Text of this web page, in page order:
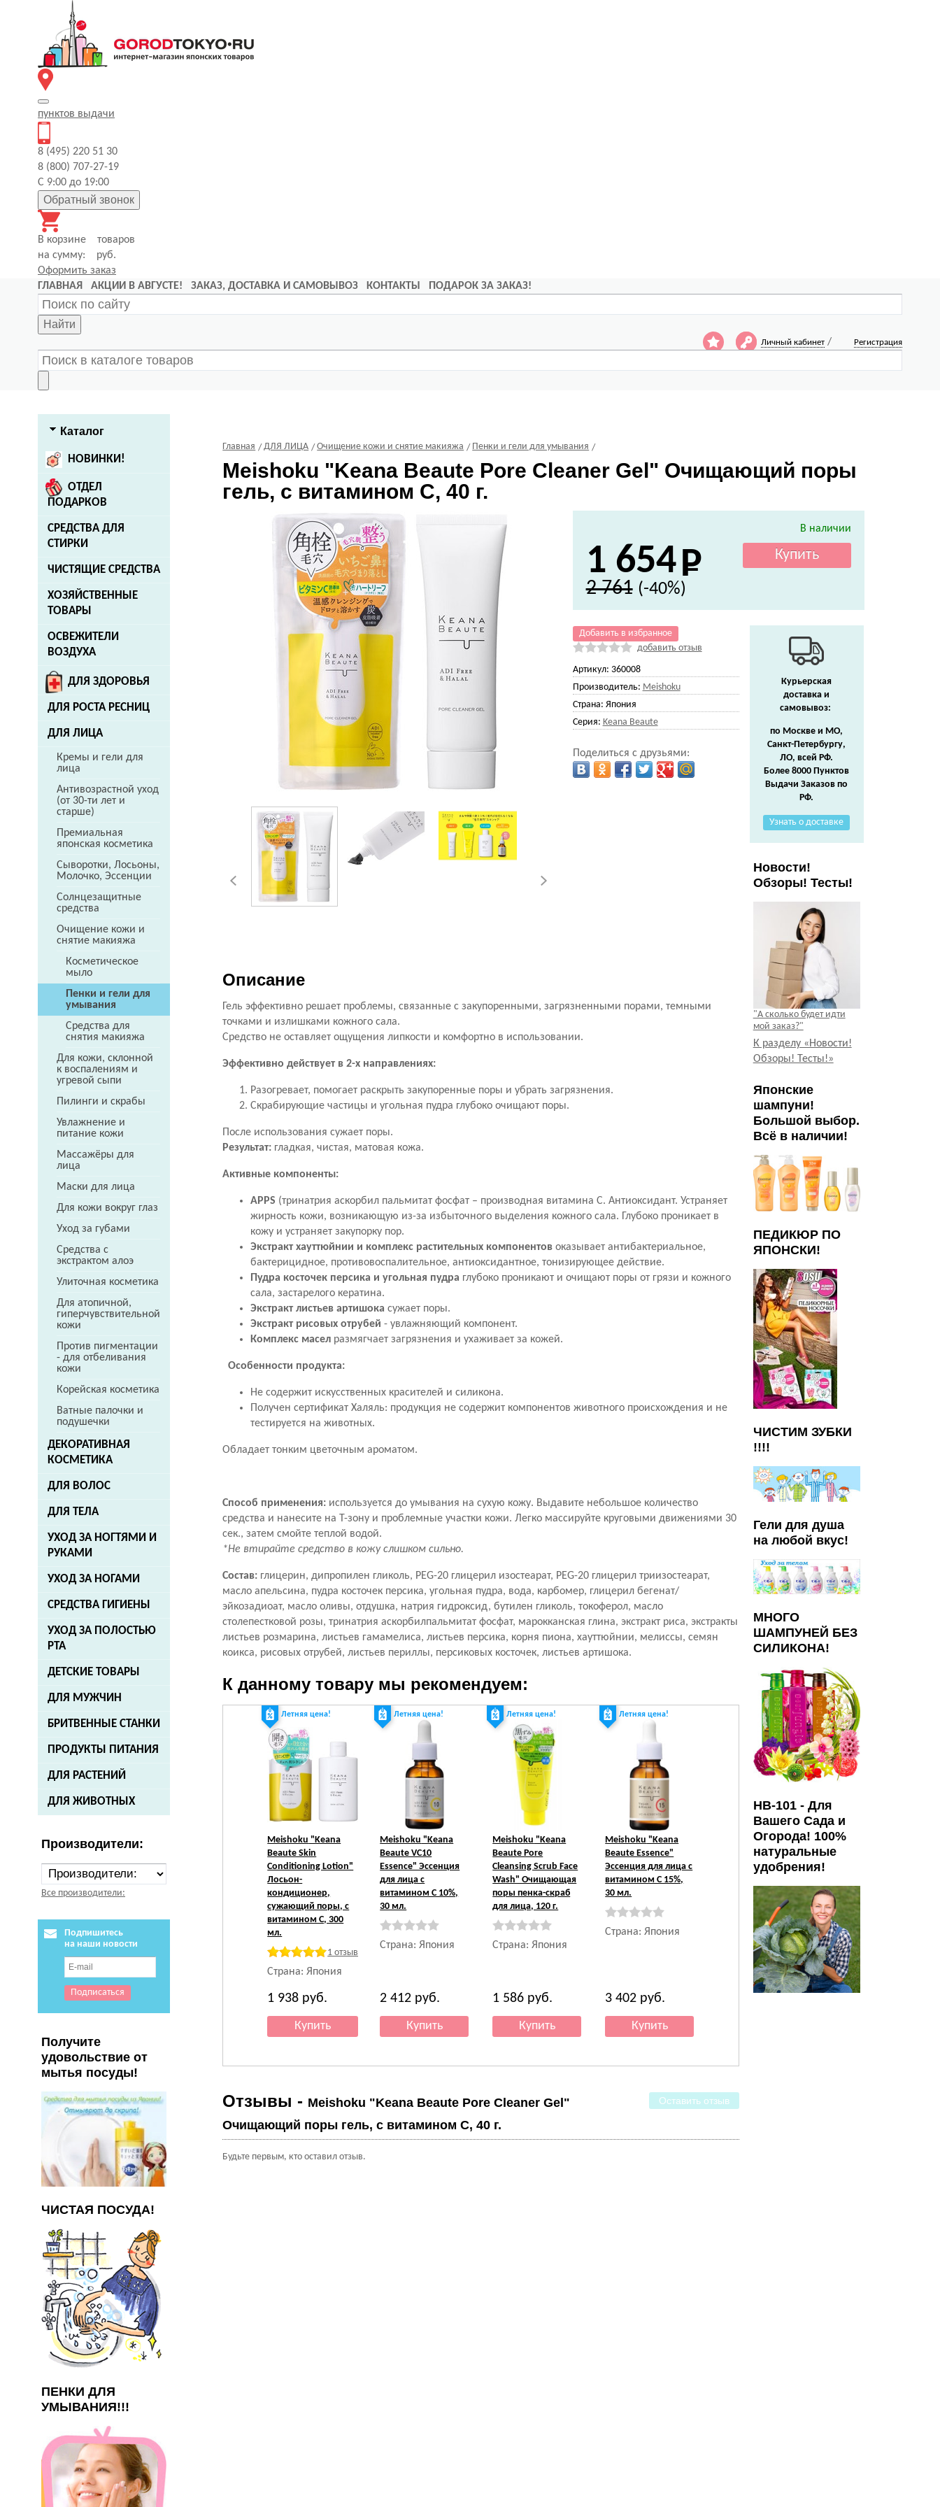
пунктов выдачи
8 (495) 220 51 30
8 (800) 707-27-19
С 9:00 до 19:00
Обратный звонок
В корзине
товаров
на сумму:
руб.
Оформить заказ
ГЛАВНАЯ
АКЦИИ В АВГУСТЕ! ЗАКАЗ, ДОСТАВКА И САМОВЫВОЗ КОНТАКТЫ ПОДАРОК ЗА ЗАКАЗ!
Найти
Личный кабинет / Регистрация
Каталог
НОВИНКИ!
ОТДЕЛ
ПОДАРКОВ
СРЕДСТВА ДЛЯ
СТИРКИ
ЧИСТЯЩИЕ СРЕДСТВА
ХОЗЯЙСТВЕННЫЕ
ТОВАРЫ
ОСВЕЖИТЕЛИ
ВОЗДУХА
ДЛЯ ЗДОРОВЬЯ
ДЛЯ РОСТА РЕСНИЦ
ДЛЯ ЛИЦА
Кремы и гели для
лица
Антивозрастной уход
(от 30-ти лет и
старше)
Премиальная
японская косметика
Сыворотки, Лосьоны,
Молочко, Эссенции
Солнцезащитные
средства
Очищение кожи и
снятие макияжа
Косметическое
мыло
Пенки и гели для
умывания
Средства для
снятия макияжа
Для кожи, склонной
к воспалениям и
угревой сыпи
Пилинги и скрабы
Увлажнение и
питание кожи
Массажёры для
лица
Маски для лица
Для кожи вокруг глаз
Уход за губами
Средства с
экстрактом алоэ
Улиточная косметика
Для атопичной,
гиперчувствительной
кожи
Против пигментации
- для отбеливания
кожи
Корейская косметика
Ватные палочки и
подушечки
ДЕКОРАТИВНАЯ
КОСМЕТИКА
ДЛЯ ВОЛОС
ДЛЯ ТЕЛА
УХОД ЗА НОГТЯМИ И
РУКАМИ
УХОД ЗА НОГАМИ
СРЕДСТВА ГИГИЕНЫ
УХОД ЗА ПОЛОСТЬЮ
РТА
ДЕТСКИЕ ТОВАРЫ
ДЛЯ МУЖЧИН
БРИТВЕННЫЕ СТАНКИ
ПРОДУКТЫ ПИТАНИЯ
ДЛЯ РАСТЕНИЙ
ДЛЯ ЖИВОТНЫХ
Производители:
Все производители:
Подпишитесь
на наши новости
Получите
удовольствие от
мытья посуды!
ЧИСТАЯ ПОСУДА!
ПЕНКИ ДЛЯ
УМЫВАНИЯ!!!
Главная ДЛЯ ЛИЦА Очищение кожи и снятие макияжа Пенки и гели для умывания
Meishoku "Keana Beaute Pore Cleaner Gel" Очищающий поры
гель, с витамином С, 40 г.
В наличии
1 654
2 761 (-40%)
Добавить в избранное
добавить отзыв
Артикул: 360008
Производитель: Meishoku
Страна: Япония
Серия: Keana Beaute
Поделиться с друзьями:
Описание
Гель эффективно решает проблемы, связанные с закупоренными, загрязненными порами, темными
точками и излишками кожного сала.
Средство не оставляет ощущения липкости и комфортно в использовании.
Эффективно действует в 2-х направлениях:
Разогревает, помогает раскрыть закупоренные поры и убрать загрязнения.
Скрабирующие частицы и угольная пудра глубоко очищают поры.
После использования сужает поры.
Результат: гладкая, чистая, матовая кожа.
Активные компоненты:
APPS (тринатрия аскорбил пальмитат фосфат – производная витамина С. Антиоксидант. Устраняет
жирность кожи, возникающую из-за избыточного выделения кожного сала. Глубоко проникает в
кожу и устраняет закупорку пор.
Экстракт хауттюйнии и комплекс растительных компонентов оказывает антибактериальное,
бактерицидное, противовоспалительное, антиоксидантное, тонизирующее действие.
Пудра косточек персика и угольная пудра глубоко проникают и очищают поры от грязи и кожного
сала, застарелого кератина.
Экстракт листьев артишока сужает поры.
Экстракт рисовых отрубей - увлажняющий компонент.
Комплекс масел размягчает загрязнения и ухаживает за кожей.
Особенности продукта:
Не содержит искусственных красителей и силикона.
Получен сертификат Халяль: продукция не содержит компонентов животного происхождения и не
тестируется на животных.
Обладает тонким цветочным ароматом.
Способ применения: используется до умывания на сухую кожу. Выдавите небольшое количество
средства и нанесите на Т-зону и проблемные участки кожи. Легко массируйте круговыми движениями 30
сек., затем смойте теплой водой.
*Не втирайте средство в кожу слишком сильно.
Состав: глицерин, дипропилен гликоль, PEG-20 глицерил изостеарат, PEG-20 глицерил триизостеарат,
масло апельсина, пудра косточек персика, угольная пудра, вода, карбомер, глицерил бегенат/
эйкозадиоат, масло оливы, отдушка, натрия гидроксид, бутилен гликоль, токоферол, масло
столепестковой розы, тринатрия аскорбилпальмитат фосфат, марокканская глина, экстракт риса, экстракты
листьев розмарина, листьев гамамелиса, листьев персика, корня пиона, хауттюйнии, мелиссы, семян
коикса, рисовых отрубей, листьев периллы, персиковых косточек, листьев артишока.
К данному товару мы рекомендуем:
Летняя цена!
Meishoku "Keana
Beaute Skin
Conditioning Lotion"
Лосьон-
кондиционер,
сужающий поры, с
витамином С, 300
мл.
1 отзыв
Страна: Япония
1 938 руб.
Летняя цена!
Meishoku "Keana
Beaute VC10
Essence" Эссенция
для лица с
витамином С 10%,
30 мл.
Страна: Япония
2 412 руб.
Летняя цена!
Meishoku "Keana
Beaute Pore
Cleansing Scrub Face
Wash" Очищающая
поры пенка-скраб
для лица, 120 г.
Страна: Япония
1 586 руб.
Летняя цена!
Meishoku "Keana
Beaute Essence"
Эссенция для лица с
витамином С 15%,
30 мл.
Страна: Япония
3 402 руб.
Оставить отзыв
Отзывы - Meishoku "Keana Beaute Pore Cleaner Gel"
Очищающий поры гель, с витамином С, 40 г.
Будьте первым, кто оставил отзыв.
Курьерская
доставка и
самовывоз:
по Москве и МО,
Санкт-Петербургу,
ЛО, всей РФ.
Более 8000 Пунктов
Выдачи Заказов по
РФ.
Узнать о доставке
Новости!
Обзоры! Тесты!
"А сколько будет идти
мой заказ?"
К разделу «Новости!
Обзоры! Тесты!»
Японские
шампуни!
Большой выбор.
Всё в наличии!
ПЕДИКЮР ПО
ЯПОНСКИ!
ЧИСТИМ ЗУБКИ
!!!!
Гели для душа
на любой вкус!
МНОГО
ШАМПУНЕЙ БЕЗ
СИЛИКОНА!
HB-101 - Для
Вашего Сада и
Огорода! 100%
натуральные
удобрения!